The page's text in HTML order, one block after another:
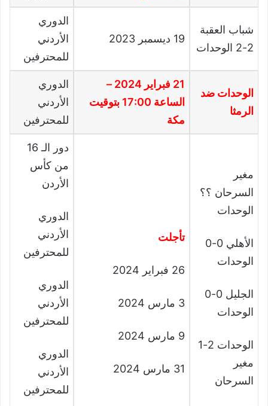
شباب العقبة
2-2 الوحدات
19 ديسمبر 2023
الدوري
الأردني
للمحترفين
الوحدات ضد
الرمثا
21 فبراير 2024 –
الساعة 17:00 بتوقيت
مكة
الدوري
الأردني
للمحترفين
مغير
السرحان ؟؟
الوحدات
الأهلي 0-0
الوحدات
الجليل 0-0
الوحدات
الوحدات 2-1
مغير
السرحان
تأجلت
26 فبراير 2024
3 مارس 2024
9 مارس 2024
31 مارس 2024
دور الـ 16
من كأس
الأردن
الدوري
الأردني
للمحترفين
الدوري
الأردني
للمحترفين
الدوري
الأردني
للمحترفين